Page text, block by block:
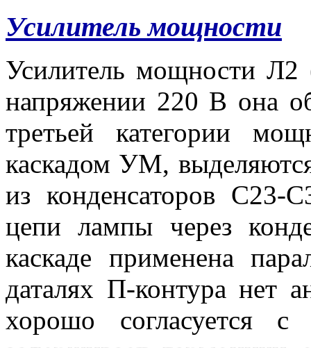
Усилитель мощности
Усилитель мощности
напряжении 220 В она
третьей категории
каскадом УМ,
из конденсаторов
цепи лампы через
каскаде применена
даталях П-контура нет
хорошо согласуется